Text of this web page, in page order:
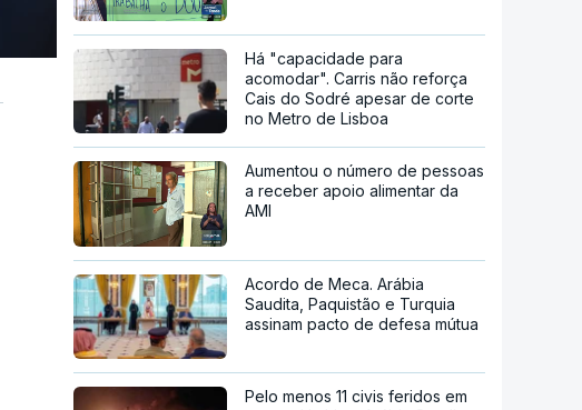
Há "capacidade para
acomodar". Carris não reforça
Cais do Sodré apesar de corte
no Metro de Lisboa
Aumentou o número de pessoas
a receber apoio alimentar da
AMI
Acordo de Meca. Arábia
Saudita, Paquistão e Turquia
assinam pacto de defesa mútua
Pelo menos 11 civis feridos em